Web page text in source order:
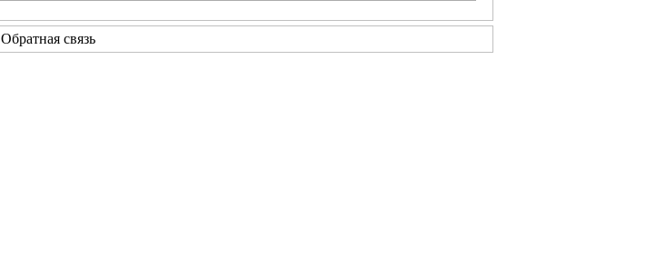
Обратная связь